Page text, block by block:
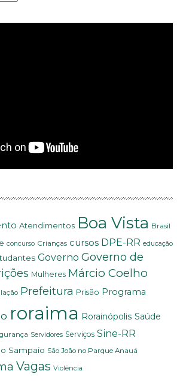
Atendimentos Boa Vista Brasil
concurso Crianças cursos DPE-RR educação
Governo Governo de
Mulheres Márcio Coelho
Prefeitura Prisão Programa
roraima Rorainópolis Saúde
Servidores Serviços Sine-RR
Sampaio São João no Parque Anauá
Vagas Violência